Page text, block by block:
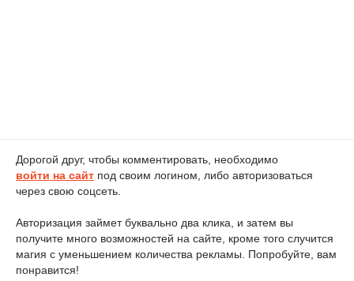
Дорогой друг, чтобы комментировать, необходимо
войти на сайт под своим логином, либо авторизоваться
через свою соцсеть.
Авторизация займет буквально два клика, и затем вы
получите много возможностей на сайте, кроме того случится
магия с уменьшением количества рекламы. Попробуйте, вам
понравится!